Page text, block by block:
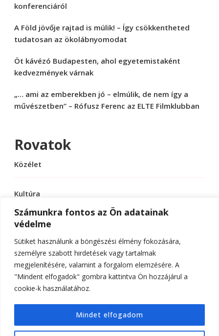
Számunkra fontos az Ön adatainak
védelme
Sütiket használunk a böngészési élmény fokozására,
személyre szabott hirdetések vagy tartalmak
megjelenítésére, valamint a forgalom elemzésére. A
"Mindent elfogadok" gombra kattintva Ön hozzájárul a
cookie-k használatához.
Mindet elfogadom
konferenciáról
A Föld jövője rajtad is múlik! – Így csökkentheted
tudatosan az ökolábnyomodat
Öt kávézó Budapesten, ahol egyetemistaként
kedvezmények várnak
„… ami az emberekben jó – elmúlik, de nem így a
művészetben” – Rófusz Ferenc az ELTE Filmklubban
Rovatok
Közélet
Kultúra
Sport
Tudomány
© Szerzői jog 2026ELTE Online
fenntartva.Hello Fashion | FejlesztetteBlossom